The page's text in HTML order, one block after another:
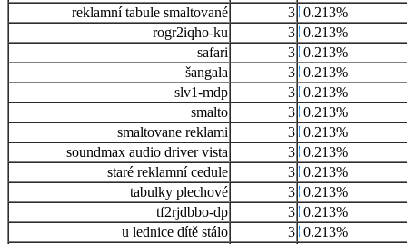
reklamní tabule smaltované
3 0.213%
rogr2iqho-ku
3 0.213%
safari
3 0.213%
šangala
3 0.213%
slv1-mdp
3 0.213%
smalto
3 0.213%
smaltovane reklami
3 0.213%
soundmax audio driver vista
3 0.213%
staré reklamní cedule
3 0.213%
tabulky plechové
3 0.213%
tf2rjdbbo-dp
3 0.213%
u lednice dítě stálo
3 0.213%